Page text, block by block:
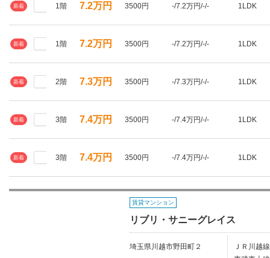
新着 1階 7.2万円 3500円 -/7.2万円/-/- 1LDK
新着 1階 7.2万円 3500円 -/7.2万円/-/- 1LDK
新着 2階 7.3万円 3500円 -/7.3万円/-/- 1LDK
新着 3階 7.4万円 3500円 -/7.4万円/-/- 1LDK
新着 3階 7.4万円 3500円 -/7.4万円/-/- 1LDK
賃貸マンション
リブリ・サニーグレイス
埼玉県川越市野田町２
ＪＲ川越